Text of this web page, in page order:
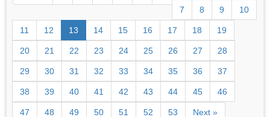
7
8 9 10
11 12 13 14 15 16 17 18 19
20 21 22 23 24 25 26 27 28
29 30 31 32 33 34 35 36 37
38 39 40 41 42 43 44 45 46
47 48 49 50 51 52 53 Next »